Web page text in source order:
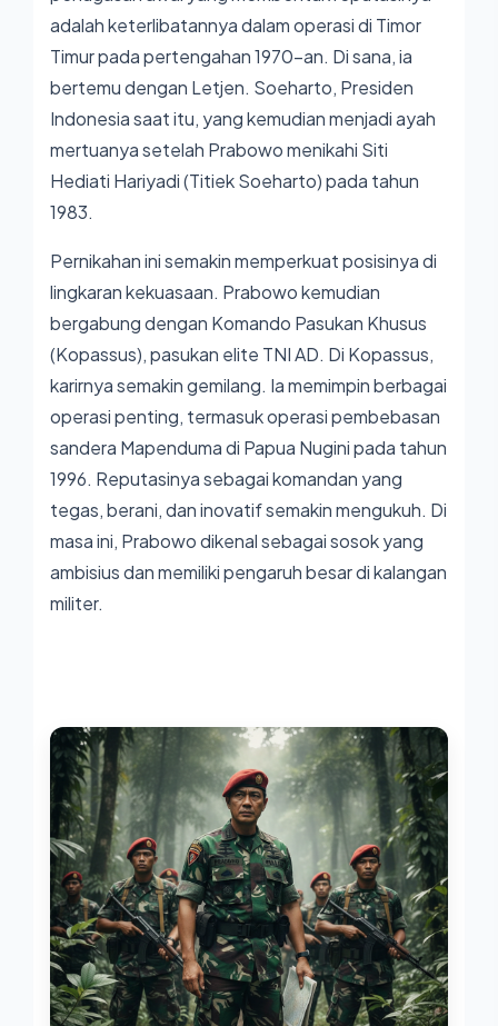
adalah keterlibatannya dalam operasi di Timor
Timur pada pertengahan 1970-an. Di sana, ia
bertemu dengan Letjen. Soeharto, Presiden
Indonesia saat itu, yang kemudian menjadi ayah
mertuanya setelah Prabowo menikahi Siti
Hediati Hariyadi (Titiek Soeharto) pada tahun
1983.
Pernikahan ini semakin memperkuat posisinya di
lingkaran kekuasaan. Prabowo kemudian
bergabung dengan Komando Pasukan Khusus
(Kopassus), pasukan elite TNI AD. Di Kopassus,
karirnya semakin gemilang. Ia memimpin berbagai
operasi penting, termasuk operasi pembebasan
sandera Mapenduma di Papua Nugini pada tahun
1996. Reputasinya sebagai komandan yang
tegas, berani, dan inovatif semakin mengukuh. Di
masa ini, Prabowo dikenal sebagai sosok yang
ambisius dan memiliki pengaruh besar di kalangan
militer.